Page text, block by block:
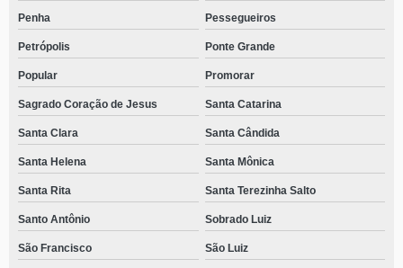
Penha Pessegueiros
Petrópolis Ponte Grande
Popular Promorar
Sagrado Coração de Jesus Santa Catarina
Santa Clara Santa Cândida
Santa Helena Santa Mônica
Santa Rita Santa Terezinha Salto
Santo Antônio Sobrado Luiz
São Francisco São Luiz